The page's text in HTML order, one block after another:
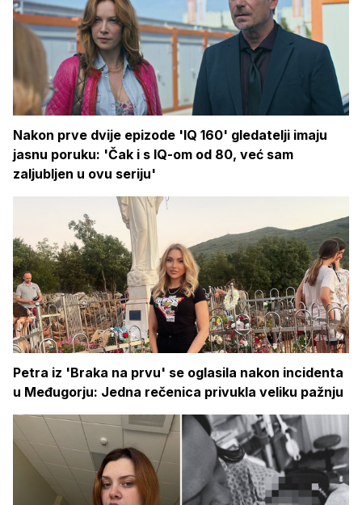
Nakon prve dvije epizode 'IQ 160' gledatelji imaju
jasnu poruku: 'Čak i s IQ-om od 80, već sam
zaljubljen u ovu seriju'
Petra iz 'Braka na prvu' se oglasila nakon incidenta
u Međugorju: Jedna rečenica privukla veliku pažnju